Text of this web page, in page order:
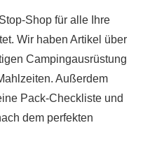
Shop für alle Ihre
Wir haben Artikel über
Campingausrüstung
Außerdem
Pack-Checkliste und
dem perfekten